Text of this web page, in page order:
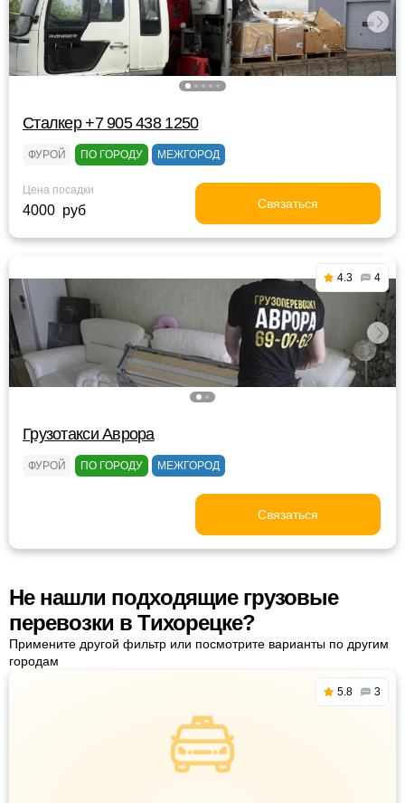
Сталкер +7 905 438 1250
ФУРОЙ ПО ГОРОДУ МЕЖГОРОД
Цена посадки
4000 руб Связаться
4.3 4
Грузотакси Аврора
ФУРОЙ ПО ГОРОДУ МЕЖГОРОД
Связаться
Не нашли подходящие грузовые
перевозки в Тихорецке?
Примените другой фильтр или посмотрите варианты по другим
городам
5.8 3